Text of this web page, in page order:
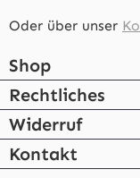
Oder über unser
Shop
Rechtliches
Widerruf
Kontakt